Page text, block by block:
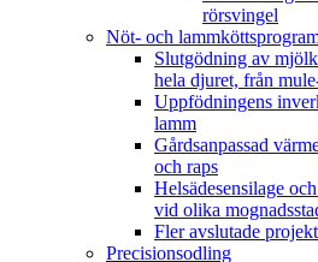
rörsvingel
Nöt- och
Slutgödning av
hela djuret, från
Uppfödningens
lamm
Gårdsanpassad
och raps
Helsädesensilage
vid olika
Fler avslutade projekt
Precisionsodling